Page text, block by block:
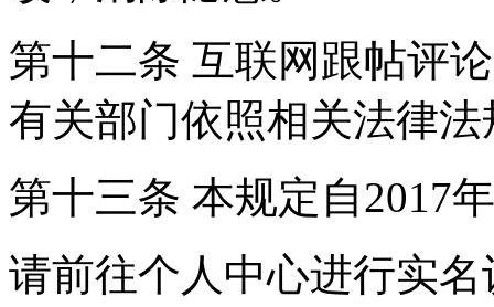
第十二条 互联网跟帖评
有关部门依照相关法律
第十三条 本规定自2017
请前往个人中心进行实名